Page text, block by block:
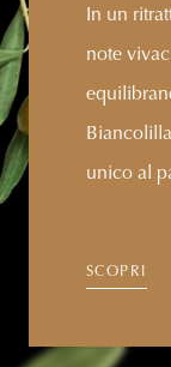
In un
note
unico al
SCOPRI